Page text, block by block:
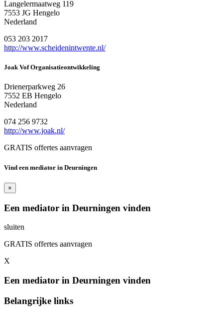
Langelermaatweg 119
7553 JG Hengelo
Nederland
053 203 2017
http://www.scheidenintwente.nl/
Joak Vof Organisatieontwikkeling
Drienerparkweg 26
7552 EB Hengelo
Nederland
074 256 9732
http://www.joak.nl/
GRATIS offertes aanvragen
Vind een mediator in Deurningen
×
Een mediator in Deurningen vinden
sluiten
GRATIS offertes aanvragen
X
Een mediator in Deurningen vinden
Belangrijke links